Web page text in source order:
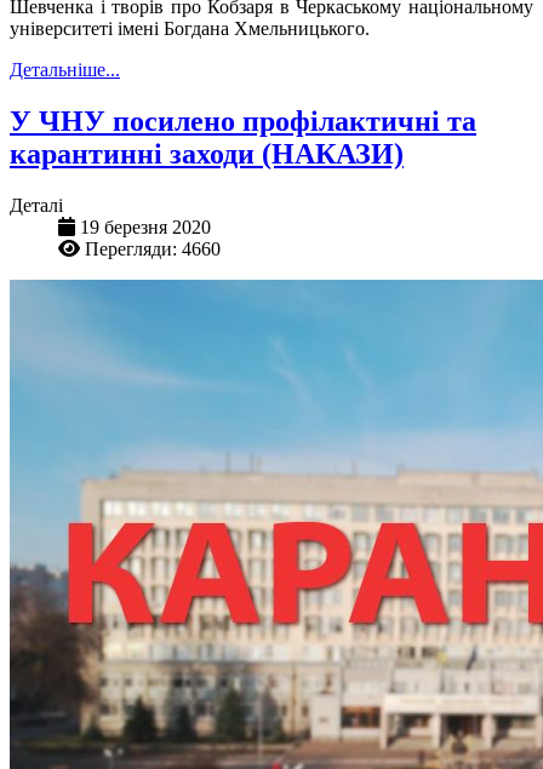
Шевченка і творів про Кобзаря в Черкаському національному
університеті імені Богдана Хмельницького.
Детальніше...
У ЧНУ посилено профілактичні та
карантинні заходи (НАКАЗИ)
Деталі
19 березня 2020
Перегляди: 4660